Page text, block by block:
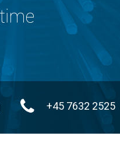
+45 7632 2525